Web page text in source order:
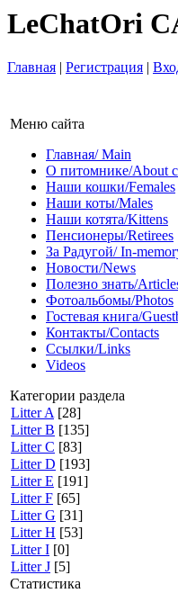
LeChatOri
Главная | Регистрация |
Меню сайта
Главная/ Main
О питомнике/About
Наши кошки/Females
Наши коты/Males
Наши котята/Kittens
Пенсионеры/Retirees
За Радугой/ In-
Новости/News
Полезно знать/
Фотоальбомы/Photos
Гостевая книга/
Контакты/Contacts
Ссылки/Links
Videos
Категории раздела
Litter A [28]
Litter B [135]
Litter C [83]
Litter D [193]
Litter E [191]
Litter F [65]
Litter G [31]
Litter H [53]
Litter I [0]
Litter J [5]
Статистика